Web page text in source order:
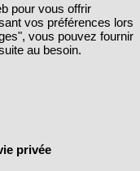
pour vous offrir
vos préférences lors
vous pouvez fournir
au besoin.
privée